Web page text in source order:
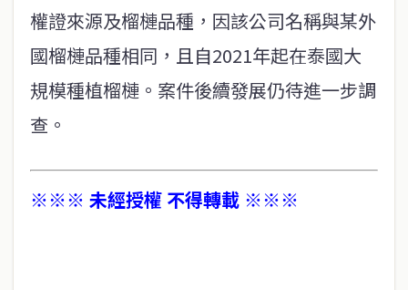
權證來源及榴槤品種，因該公司名稱與某外
國榴槤品種相同，且自2021年起在泰國大
規模種植榴槤。案件後續發展仍待進一步調
查。
※※※ 未經授權 不得轉載 ※※※